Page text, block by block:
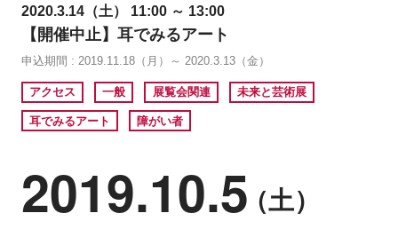
2020.3.14（土） 11:00 ～ 13:00
【開催中止】耳でみるアート
申込期間 : 2019.11.18（月）～ 2020.3.13（金）
アクセス 一般 展覧会関連 未来と芸術展
耳でみるアート 障がい者
2019.10.5（土）